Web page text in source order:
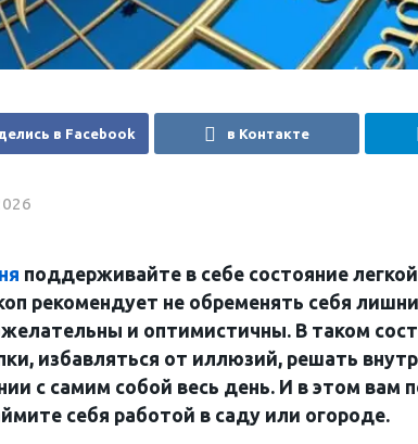
в Facebook в Контакте
поддерживайте в себе состояние
рекомендует не обременять себя
и оптимистичны. В таком
избавляться от иллюзий, решать
с самим собой весь день. И в этом вам
себя работой в саду или огороде.